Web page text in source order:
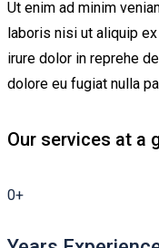
Ut enim ad minim
laboris nisi ut aliquip
irure dolor in reprehe
dolore eu fugiat nulla
Our services at a
0+